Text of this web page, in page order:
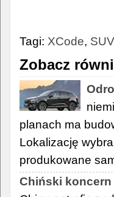
Tagi: XCode, SUV
Zobacz
planach ma
Lokalizację
produkowane
Chiński koncern